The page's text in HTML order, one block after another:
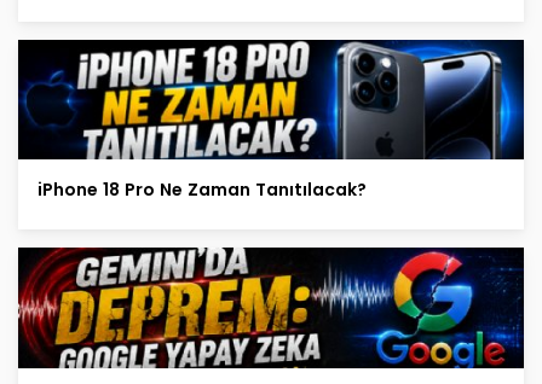
iPhone 18 Pro Ne Zaman Tanıtılacak?